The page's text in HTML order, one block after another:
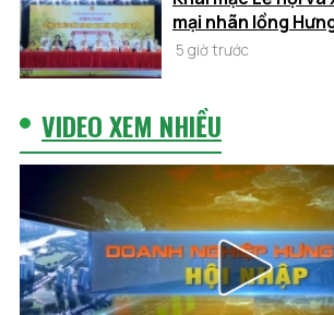
mại nhãn lồng
5 giờ trước
VIDEO XEM NHIỀU